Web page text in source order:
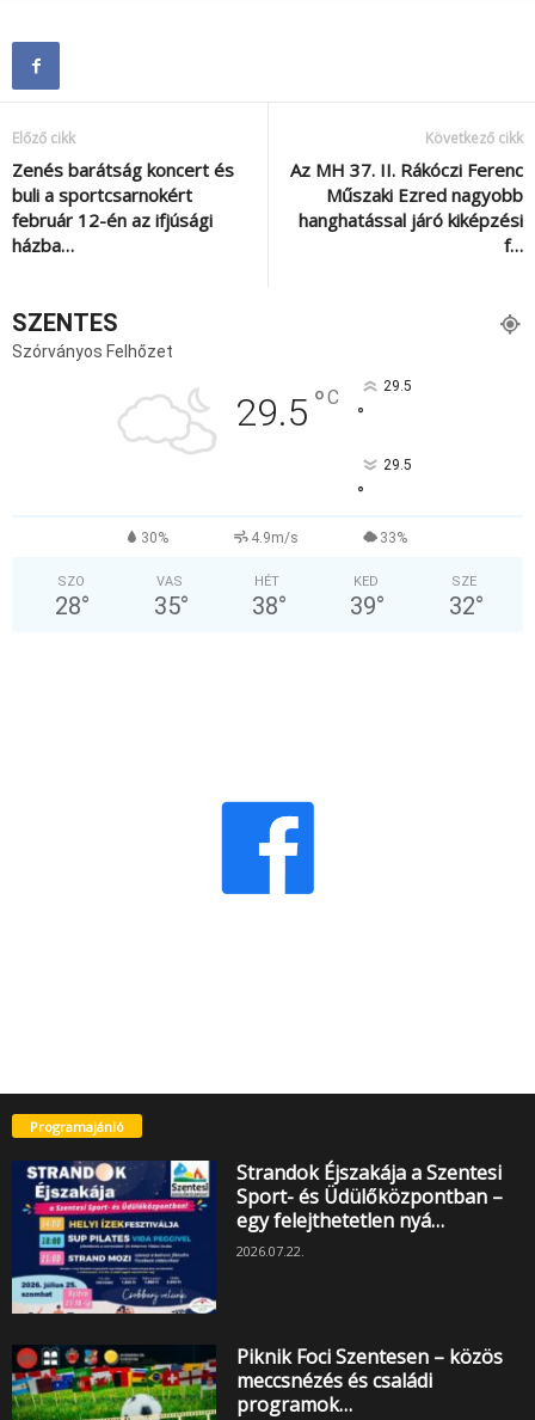
Előző cikk
Zenés barátság koncert és
buli a sportcsarnokért
február 12-én az ifjúsági
házba…
Következő cikk
Az MH 37. II. Rákóczi Ferenc
Műszaki Ezred nagyobb
hanghatással járó kiképzési
f…
SZENTES
Szórványos Felhőzet
29.5 °C 29.5
°
29.5
°
30% 4.9m/s 33%
SZO
28°
VAS
35°
HÉT
38°
KED
39°
SZE
32°
Programajánló
Strandok Éjszakája a Szentesi
Sport- és Üdülőközpontban –
egy felejthetetlen nyá…
2026.07.22.
Piknik Foci Szentesen – közös
meccsnézés és családi
programok…